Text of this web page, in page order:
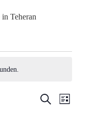
Teheran
SucheListe